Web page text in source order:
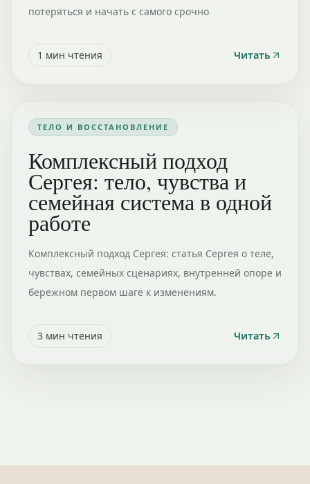
потеряться и начать с самого срочно
1 мин чтения Читать
ТЕЛО И ВОССТАНОВЛЕНИЕ
Комплексный подход
Сергея: тело, чувства и
семейная система в одной
работе
Комплексный подход Сергея: статья Сергея о теле,
чувствах, семейных сценариях, внутренней опоре и
бережном первом шаге к изменениям.
3 мин чтения Читать